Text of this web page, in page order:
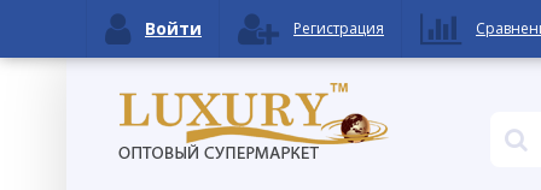
Войти Регистрация